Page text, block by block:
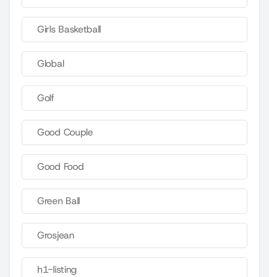
Girls Basketball
Global
Golf
Good Couple
Good Food
Green Ball
Grosjean
h1-listing